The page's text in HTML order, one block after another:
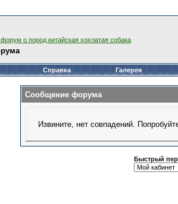
о пород китайская хохлатая собака
Справка Галерея
Сообщение форума
Извините, нет совпадений.
Быстрый